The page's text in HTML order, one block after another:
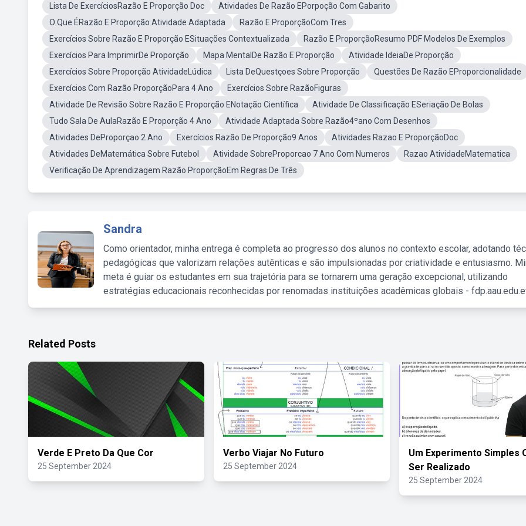
Lista De ExercíciosRazão E Proporção Doc
Atividades De Razão EPorpoção Com Gabarito
O Que ÉRazão E Proporção Atividade Adaptada
Razão E ProporçãoCom Tres
Exercícios Sobre Razão E Proporção ESituações Contextualizada
Razão E ProporçãoResumo PDF Modelos De Exemplos
Exercícios Para ImprimirDe Proporção
Mapa MentalDe Razão E Proporção
Atividade IdeiaDe Proporção
Exercícios Sobre Proporção AtividadeLúdica
Lista DeQuestçoes Sobre Proporção
Questões De Razão EProporcionalidade
Exercícios Com Razão ProporçãoPara 4 Ano
Exercícios Sobre RazãoFiguras
Atividade De Revisão Sobre Razão E Proporção ENotação Científica
Atividade De Classificação ESeriação De Bolas
Tudo Sala De AulaRazão E Proporção 4 Ano
Atividade Adaptada Sobre Razão4ºano Com Desenhos
Atividades DeProporçao 2 Ano
Exercícios Razão De Proporção9 Anos
Atividades Razao E ProporçãoDoc
Atividades DeMatemática Sobre Futebol
Atividade SobreProporcao 7 Ano Com Numeros
Razao AtividadeMatematica
Verificação De Aprendizagem Razão ProporçãoEm Regras De Três
Sandra
Como orientador, minha entrega é completa ao progresso dos alunos no contexto escolar, adotando
pedagógicas que valorizam relações autênticas e são impulsionadas por criatividade e entusiasmo.
meta é guiar os estudantes em sua trajetória para se tornarem uma geração excepcional, utilizando
estratégias educacionais reconhecidas por renomadas instituições acadêmicas globais -
Related Posts
Verde E Preto Da Que Cor
25 September 2024
Verbo Viajar No Futuro
25 September 2024
Um Experimento Simples
Ser Realizado
25 September 2024